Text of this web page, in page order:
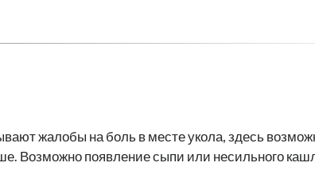
жалобы на боль в месте укола, здесь
Возможно появление сыпи или несильного